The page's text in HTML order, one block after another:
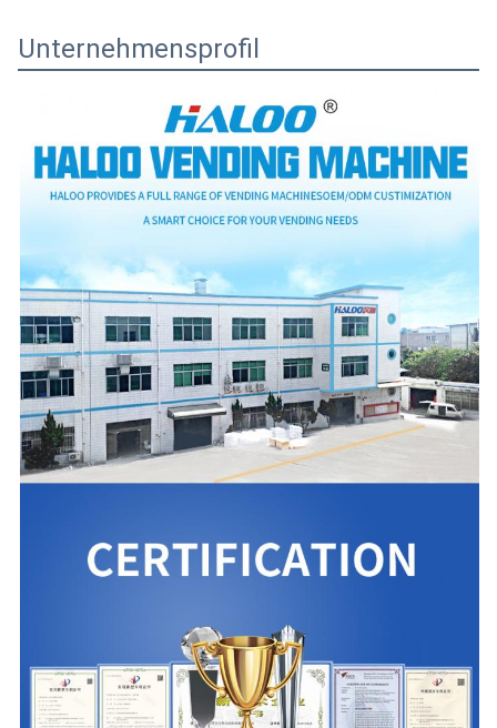
Unternehmensprofil